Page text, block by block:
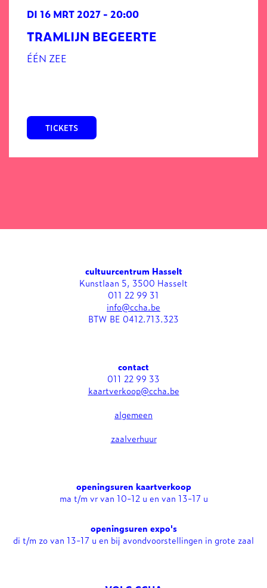
TRAMLIJN BEGEERTE
ÉÉN ZEE
DI 16 MRT 2027 - 20:00
TICKETS
cultuurcentrum Hasselt
Kunstlaan 5, 3500 Hasselt
011 22 99 31
info@ccha.be
BTW BE 0412.713.323
contact
011 22 99 33
kaartverkoop@ccha.be
algemeen
zaalverhuur
openingsuren kaartverkoop
ma t/m vr van 10-12 u en van 13-17 u
openingsuren expo's
di t/m zo van 13-17 u en bij avondvoorstellingen in grote zaal